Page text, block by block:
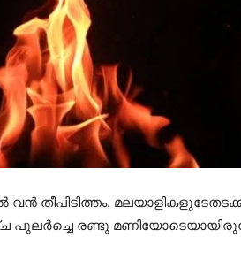
തീപിടിത്തം.
പുലർച്ചെ രണ്ടു​